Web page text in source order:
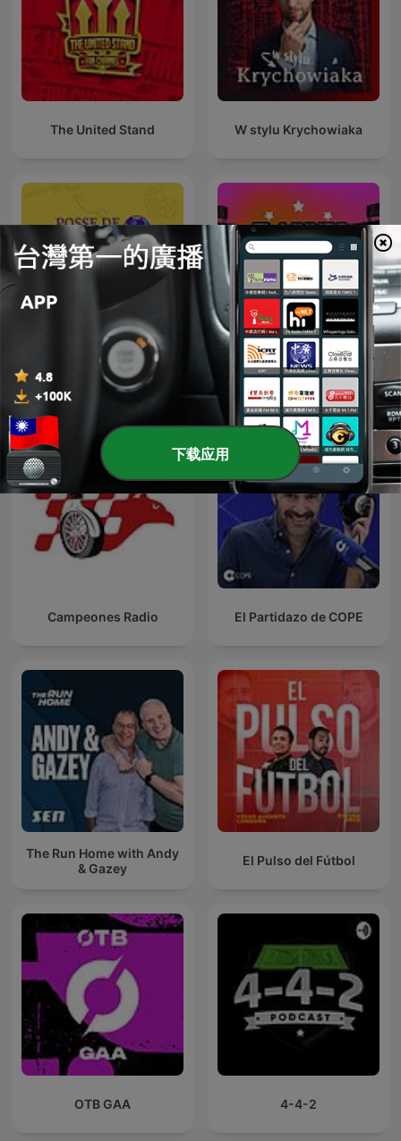
The United Stand W stylu Krychowiaka
Posse de Bola
El Mundo de las Grandes
Ligas
Campeones Radio El Partidazo de COPE
The Run Home with Andy
& Gazey
El Pulso del Fútbol
OTB GAA 4-4-2
下载应用